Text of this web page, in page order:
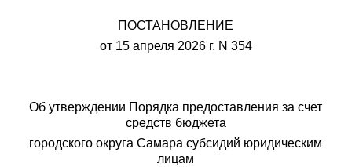
ПОСТАНОВЛЕНИЕ
от 15 апреля 2026 г. N 354
Об утверждении Порядка предоставления за счет
средств бюджета
городского округа Самара субсидий юридическим
лицам